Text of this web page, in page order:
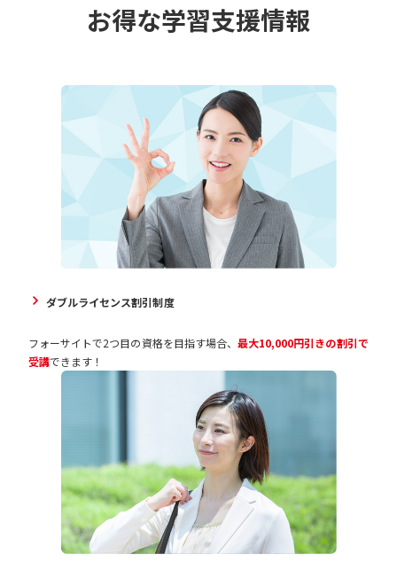
お得な学習支援情報
ダブルライセンス割引制度
フォーサイトで2つ目の資格を目指す場合、 最大10,000円引きの割引で
受講できます！